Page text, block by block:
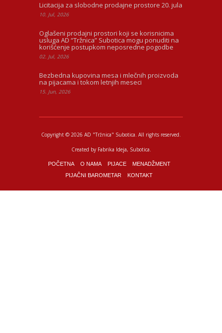
Licitacija za slobodne prodajne prostore 20. jula
10. Jul, 2026
Oglašeni prodajni prostori koji se korisnicima
usluga AD “Tržnica” Subotica mogu ponuditi na
korišćenje postupkom neposredne pogodbe
02. Jul, 2026
Bezbedna kupovina mesa i mlečnih proizvoda
na pijacama i tokom letnjih meseci
15. Jun, 2026
Copyright © 2026 AD "Tržnica" Subotica. All rights reserved.
Created by Fabrika Ideja, Subotica.
POČETNA O NAMA PIJACE
MENADŽMENT
PIJAČNI BAROMETAR
KONTAKT